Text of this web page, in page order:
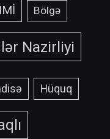
Bölgə
Nazirliyi
Hüquq